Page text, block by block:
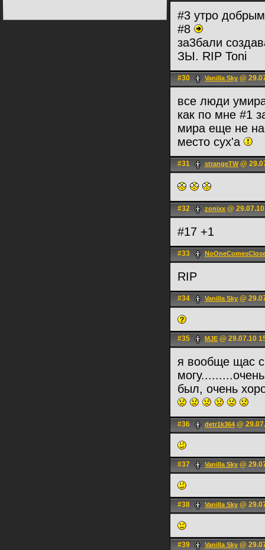
#3 утро
#8
за3бали
ЗЫ. RIP Toni
#30 Vanilla Sky @
все люди
как по мне #1
мира еще не
место cyx'a
#31 strangeTW@
#32 zonixx @
#17 +1
#33
RIP
#34 Vanilla Sky @
#35 MJE @ 29.07.10
я вообще щас
был, очень
#36 detr1k364 @
#37 Vanilla Sky @
#38 Vanilla Sky @
#39 Vanilla Sky @